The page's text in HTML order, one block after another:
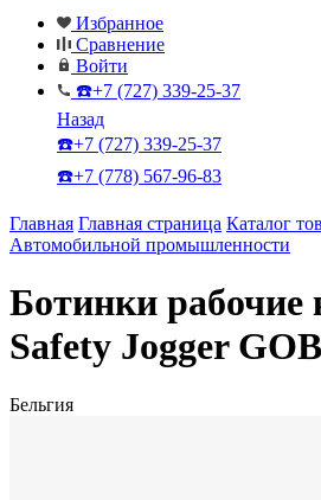
Избранное
Сравнение
Войти
☎️+7 (727) 339-25-37
Назад
☎️+7 (727) 339-25-37
☎️+7 (778) 567-96-83
Главная Главная страница Каталог
Автомобильной промышленности
Ботинки
Safety Jogger
Бельгия